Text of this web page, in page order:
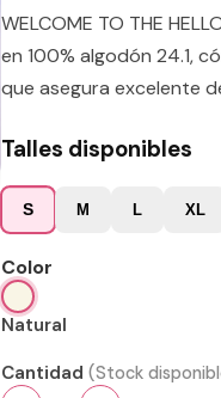
WELCOME TO THE
en 100% algodón 24.1,
que asegura excelente
Talles disponibles
S M L XL
Color
Natural
Cantidad (Stock